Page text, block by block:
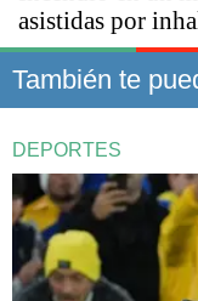
asistidas por
También te
DEPORTES